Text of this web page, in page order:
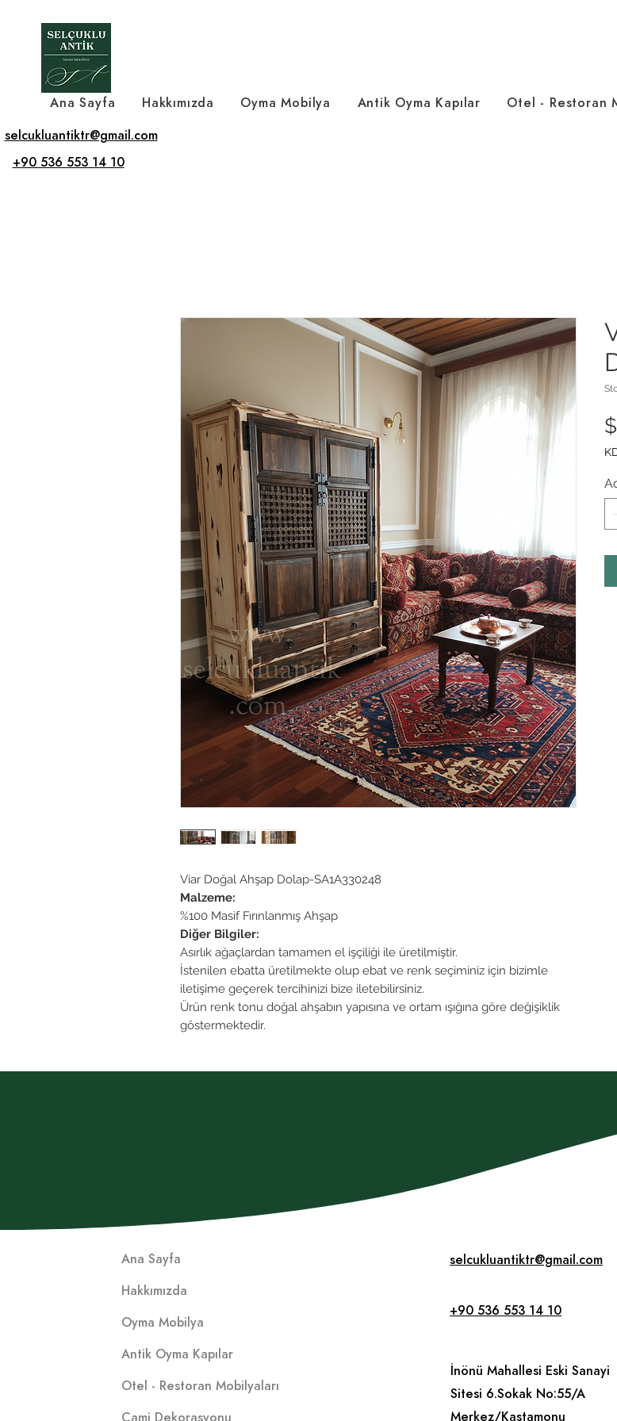
selcukluantiktr@gmail.com
+90 536 553 14 10
Ana Sayfa Hakkımızda Oyma Mobilya Antik Oyma Kapılar Otel - Restoran
Viar Doğal Ahşap Dolap-SA1A330248
Malzeme:
%100 Masif Fırınlanmış Ahşap
Diğer Bilgiler:
Asırlık ağaçlardan tamamen el işçiliği ile üretilmiştir.
İstenilen ebatta üretilmekte olup ebat ve renk seçiminiz için bizimle
iletişime geçerek tercihinizi bize iletebilirsiniz.
Ürün renk tonu doğal ahşabın yapısına ve ortam ışığına göre değişiklik
göstermektedir.
Ana Sayfa
Hakkımızda
Oyma Mobilya
Antik Oyma Kapılar
Otel - Restoran Mobilyaları
selcukluantiktr@gmail.com
+90 536 553 14 10
İnönü Mahallesi Eski Sanayi
Sitesi 6.Sokak No:55/A
Merkez/Kastamonu